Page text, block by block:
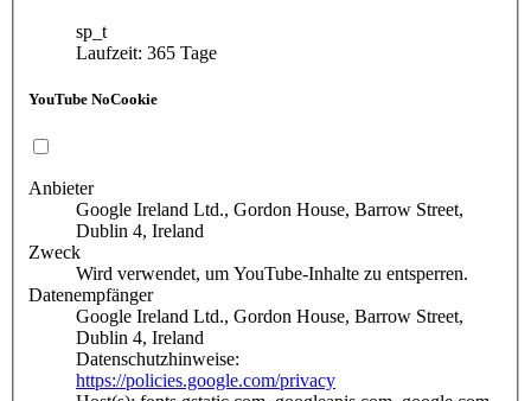
sp_t
Laufzeit: 365 Tage
YouTube NoCookie
Anbieter
Google Ireland Ltd., Gordon House, Barrow Street,
Dublin 4, Ireland
Zweck
Wird verwendet, um YouTube-Inhalte zu entsperren.
Datenempfänger
Google Ireland Ltd., Gordon House, Barrow Street,
Dublin 4, Ireland
Datenschutzhinweise:
https://policies.google.com/privacy